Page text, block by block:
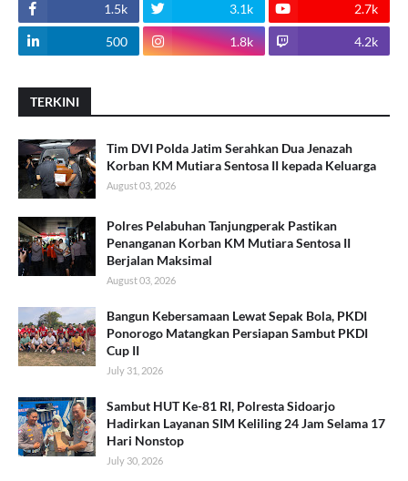
1.5k 3.1k 2.7k
500 1.8k 4.2k
TERKINI
Tim DVI Polda Jatim Serahkan Dua Jenazah
Korban KM Mutiara Sentosa II kepada Keluarga
August 03, 2026
Polres Pelabuhan Tanjungperak Pastikan
Penanganan Korban KM Mutiara Sentosa II
Berjalan Maksimal
August 03, 2026
Bangun Kebersamaan Lewat Sepak Bola, PKDI
Ponorogo Matangkan Persiapan Sambut PKDI
Cup II
July 31, 2026
Sambut HUT Ke-81 RI, Polresta Sidoarjo
Hadirkan Layanan SIM Keliling 24 Jam Selama 17
Hari Nonstop
July 30, 2026